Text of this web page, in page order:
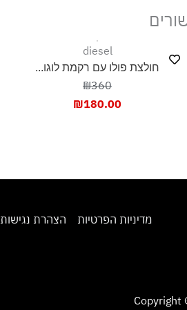
diesel
חולצת פולו עם רקמת לוגו...
₪360
₪180.00
מדיניות הפרטיות הצהרת נגישות
Copyright